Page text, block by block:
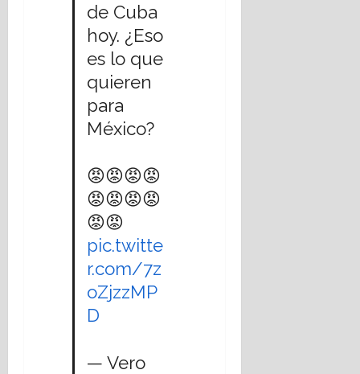
de Cuba
hoy. ¿Eso
es lo que
quieren
para
México?
😡😡😡😡
😡😡😡😡
😡😡
pic.twitte
r.com/7z
oZjzzMP
D
— Vero